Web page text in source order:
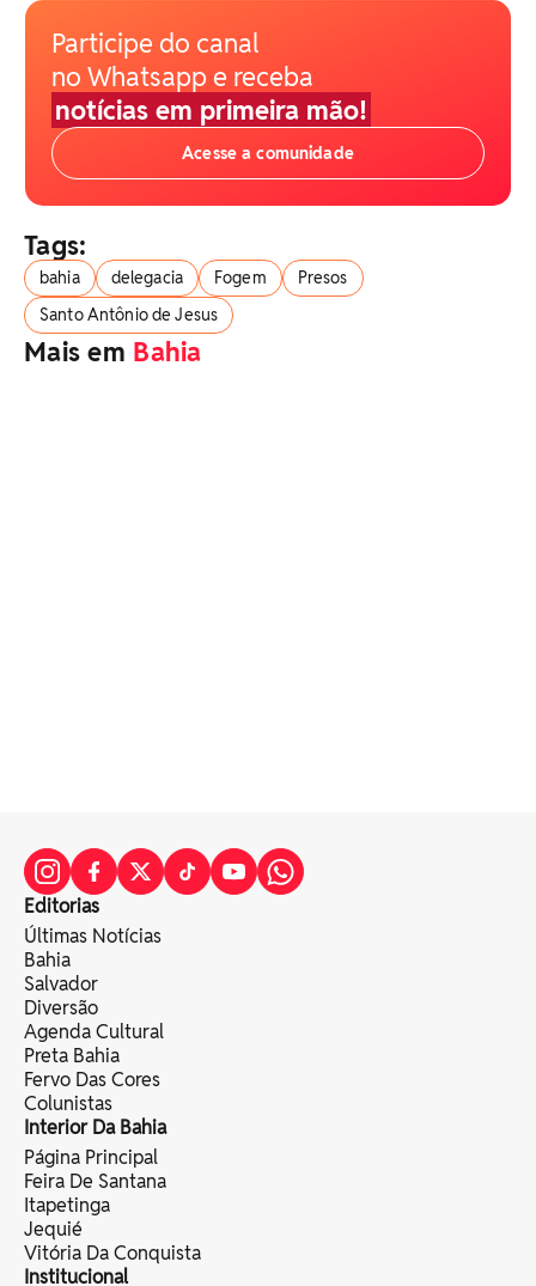
Participe do canal
no Whatsapp e receba
notícias em primeira mão!
Acesse a comunidade
Tags:
bahia delegacia Fogem
Presos
Santo Antônio de Jesus
Mais em Bahia
Editorias
Últimas Notícias
Bahia
Salvador
Diversão
Agenda Cultural
Preta Bahia
Fervo Das Cores
Colunistas
Interior Da Bahia
Página Principal
Feira De Santana
Itapetinga
Jequié
Vitória Da Conquista
Institucional